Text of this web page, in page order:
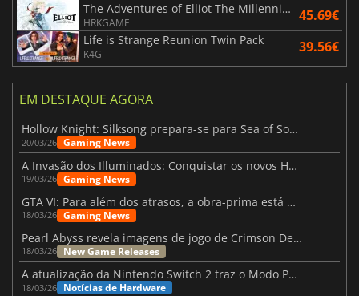
The Adventures of Elliot The Millennium Tales
HRKGAME 45.69€
Life is Strange Reunion Twin Pack
K4G 39.56€
EM DESTAQUE AGORA
Hollow Knight: Silksong prepara-se para Sea of Sorrow com um patch
20/03/26 Gaming News
A Invasão dos Illuminados: Conquistar os novos Helldivers 2 Atualização!
19/03/26 Gaming News
GTA VI: Para além dos atrasos, a obra-prima está quase a chegar
18/03/26 Gaming News
Pearl Abyss revela imagens de jogo de Crimson Desert para a PS5
18/03/26 New Game Releases
A atualização da Nintendo Switch 2 traz o Modo Portátil aos jogos mais antigos da Switch
18/03/26 Notícias de Hardware